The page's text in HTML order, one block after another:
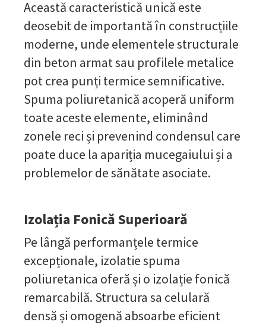
Această caracteristică unică este
deosebit de importantă în construcțiile
moderne, unde elementele structurale
din beton armat sau profilele metalice
pot crea punți termice semnificative.
Spuma poliuretanică acoperă uniform
toate aceste elemente, eliminând
zonele reci și prevenind condensul care
poate duce la apariția mucegaiului și a
problemelor de sănătate asociate.
Izolația Fonică Superioară
Pe lângă performanțele termice
excepționale, izolatie spuma
poliuretanica oferă și o izolație fonică
remarcabilă. Structura sa celulară
densă și omogenă absoarbe eficient